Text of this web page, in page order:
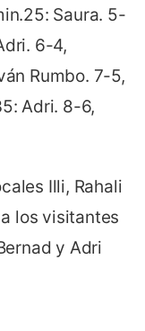
Saura. 5-
6-4,
Rumbo. 7-5,
Adri. 8-6,
Illi, Rahali
los visitantes
y Adri